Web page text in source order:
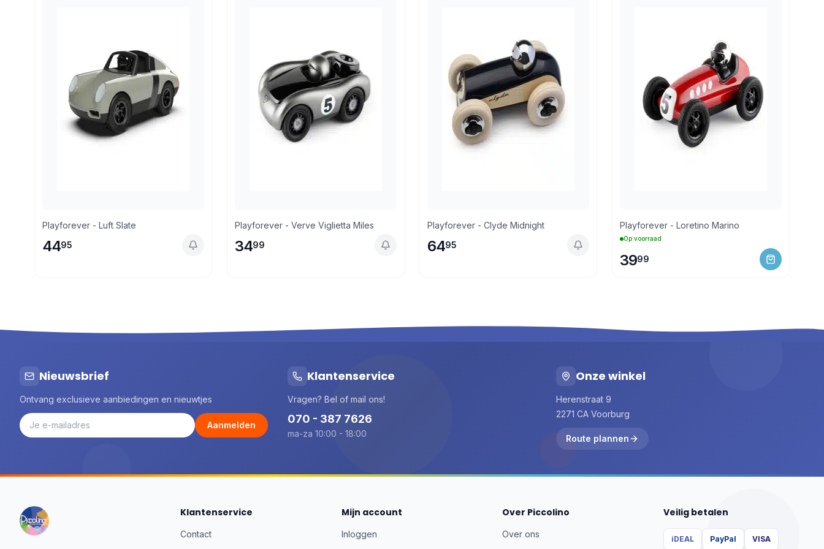
Playforever - Luft Slate
4495
Playforever - Verve Viglietta Miles
3499
Playforever - Clyde Midnight
6495
Playforever - Loretino Marino
Op voorraad
3999
Nieuwsbrief
Ontvang exclusieve aanbiedingen en nieuwtjes
Aanmelden
Klantenservice
Vragen? Bel of mail ons!
070 - 387 7626
ma-za 10:00 - 18:00
Onze winkel
Herenstraat 9
2271 CA Voorburg
Route plannen
Klantenservice
Contact
Mijn account
Inloggen
Over Piccolino
Over ons
Veilig betalen
iDEAL PayPal VISA